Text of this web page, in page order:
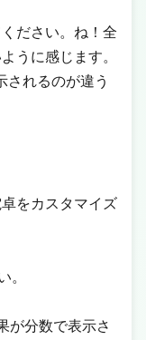
ださい。ね！全
うに感じます。
されるのが違う
をカスタマイズ
。
が分数で表示さ